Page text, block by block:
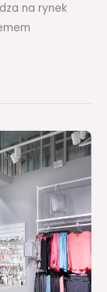
na rynek